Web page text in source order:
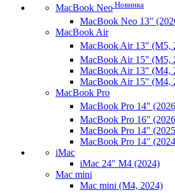
MacBook Neo Новинка
MacBook Neo 13"
MacBook Air
MacBook Air 13" (M5,
MacBook Air 15" (M5,
MacBook Air 13" (M4,
MacBook Air 15" (M4,
MacBook Pro
MacBook Pro 14"
MacBook Pro 16"
MacBook Pro 14"
MacBook Pro 14"
iMac
iMac 24" M4 (2024)
Mac mini
Mac mini (M4, 2024)